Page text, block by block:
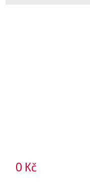
0 Kč